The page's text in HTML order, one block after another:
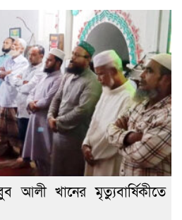
আলী খানের মৃত্যুবার্ষিকীতে